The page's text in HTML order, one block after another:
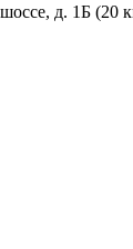
шоссе, д. 1Б